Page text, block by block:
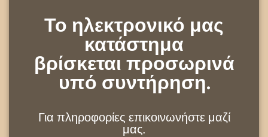
Το ηλεκτρονικό μας
κατάστημα
βρίσκεται προσωρινά
υπό συντήρηση.
Για πληροφορίες επικοινωνήστε μαζί
μας.